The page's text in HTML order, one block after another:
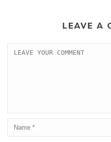
LEAVE A